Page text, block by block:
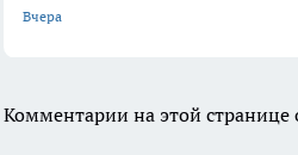
Вчера
Комментарии на этой